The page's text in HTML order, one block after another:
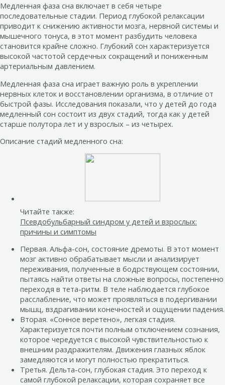
Медленная фаза сна включает в себя четыре
последовательные стадии. Период глубокой релаксации
приводит к снижению активности мозга, нервной системы и
мышечного тонуса, в этот момент разбудить человека
становится крайне сложно. Глубокий сон характеризуется
высокой частотой сердечных сокращений и пониженным
артериальным давлением.
Медленная фаза сна играет важную роль в укреплении
нервных клеток и восстановлении организма, в отличие от
быстрой фазы. Исследования показали, что у детей до года
медленный сон состоит из двух стадий, тогда как у детей
старше полутора лет и у взрослых – из четырех.
Описание стадий медленного сна:
Читайте также:
Псевдобульбарный синдром у детей и взрослых:
причины и симптомы
Первая. Альфа-сон, состояние дремоты. В этот момент
мозг активно обрабатывает мысли и анализирует
переживания, полученные в бодрствующем состоянии,
пытаясь найти ответы на сложные вопросы, постепенно
переходя в тета-ритм. В теле наблюдается глубокое
расслабление, что может проявляться в подергивании
мышц, вздрагивании конечностей и ощущении падения.
Вторая. «Сонное веретено», легкая стадия.
Характеризуется почти полным отключением сознания,
которое чередуется с высокой чувствительностью к
внешним раздражителям. Движения глазных яблок
замедляются и могут полностью прекратиться.
Третья. Дельта-сон, глубокая стадия. Это переход к
самой глубокой релаксации, которая сохраняет все